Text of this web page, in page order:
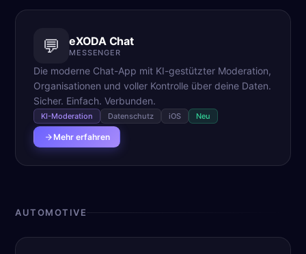
💬 eXODA Chat
MESSENGER
Die moderne Chat-App mit KI-gestützter Moderation,
Organisationen und voller Kontrolle über deine Daten.
Sicher. Einfach. Verbunden.
KI-Moderation Datenschutz iOS Neu
Mehr erfahren
AUTOMOTIVE